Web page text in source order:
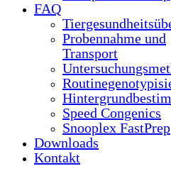
FAQ
Probennahme und
Transport
Speed Congenics
Snooplex FastPrep
Downloads
Kontakt